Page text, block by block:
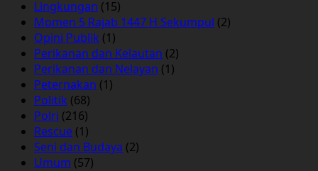
Lingkungan (15)
Momen 5 Rajab 1447 H Sekumpul (2)
Opini Publik (1)
Perikanan dan Kelautan (2)
Perikanan dan Nelayan (1)
Peternakan (1)
Politik (68)
Polri (216)
Rescue (1)
Seni dan Budaya (2)
Umum (57)